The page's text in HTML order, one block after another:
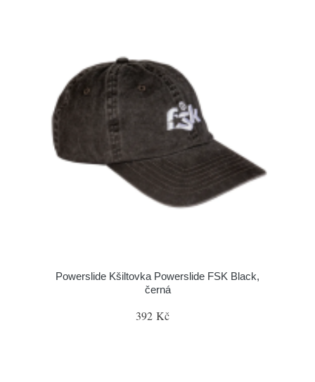
Powerslide Kšiltovka Powerslide FSK Black,
černá
392 Kč